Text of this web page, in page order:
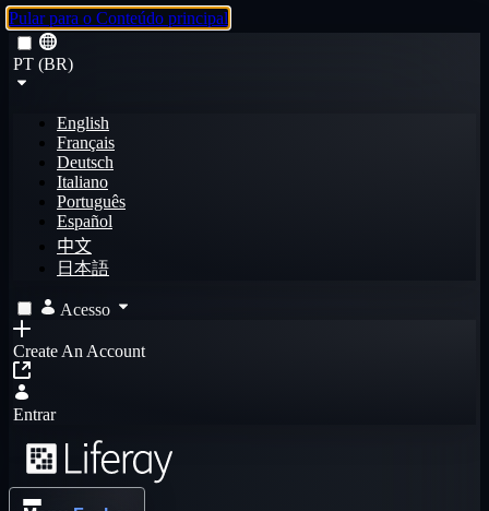
Pular para o Conteúdo principal
PT (BR)
English
Français
Deutsch
Italiano
Português
Español
中文
日本語
Acesso
Create An Account
Entrar